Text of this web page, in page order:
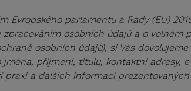
Evropského parlamentu a Rady (EU)
zpracováním osobních údajů a o
osobních údajů), si Vás
jména, příjmení, titulu, kontaktní adresy,
praxi a dalších informací prezentovaných